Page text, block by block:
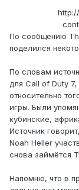
По сообщению
поделился
По словам
для Call of Duty
относительно
игры. Были
кубинские,
Источник
Noah Heller
снова займётся
Напомню, что в